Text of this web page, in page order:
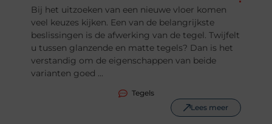
Bij het uitzoeken van een nieuwe vloer komen
veel keuzes kijken. Een van de belangrijkste
beslissingen is de afwerking van de tegel. Twijfelt
u tussen glanzende en matte tegels? Dan is het
verstandig om de eigenschappen van beide
varianten goed ...
Tegels
Lees meer